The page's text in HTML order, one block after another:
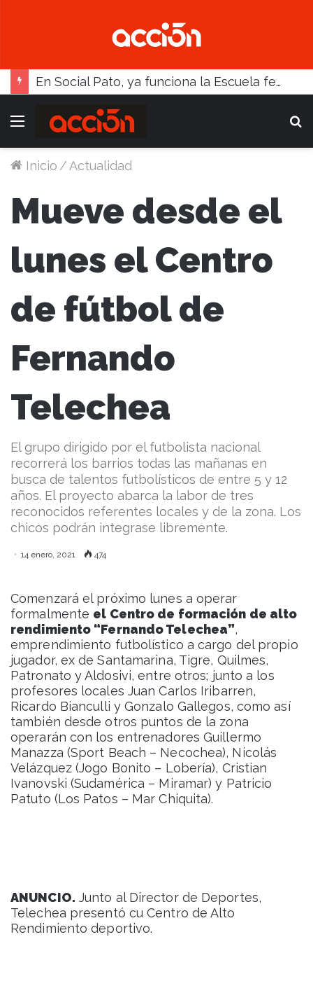
En Social Pato, ya funciona la Escuela femenina de paleta
Menú
Inicio /Actualidad
Mueve desde el
lunes el Centro
de fútbol de
Fernando
Telechea
El grupo dirigido por el futbolista nacional
recorrerá los barrios todas las mañanas en
busca de talentos futbolísticos de entre 5 y 12
años. El proyecto abarca la labor de tres
reconocidos referentes locales y de la zona. Los
chicos podrán integrase libremente.
14 enero, 2021 474
Comenzará el próximo lunes a operar
formalmente el Centro de formación de alto
rendimiento “Fernando Telechea”,
emprendimiento futbolístico a cargo del propio
jugador, ex de Santamarina, Tigre, Quilmes,
Patronato y Aldosivi, entre otros; junto a los
profesores locales Juan Carlos Iribarren,
Ricardo Bianculli y Gonzalo Gallegos, como así
también desde otros puntos de la zona
operarán con los entrenadores Guillermo
Manazza (Sport Beach – Necochea), Nicolás
Velázquez (Jogo Bonito – Lobería), Cristian
Ivanovski (Sudamérica – Miramar) y Patricio
Patuto (Los Patos – Mar Chiquita).
ANUNCIO. Junto al Director de Deportes,
Telechea presentó cu Centro de Alto
Rendimiento deportivo.